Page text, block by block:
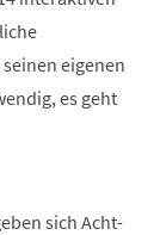
eigenen
es geht
sich Acht-